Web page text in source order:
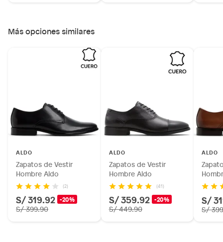
Más opciones similares
ALDO
Zapatos de Vestir
Hombre Aldo
(2)
S/ 319.92 -20%
S/ 399.90
ALDO
Zapatos de Vestir
Hombre Aldo
(41)
S/ 359.92 -20%
S/ 449.90
ALDO
S/
S/